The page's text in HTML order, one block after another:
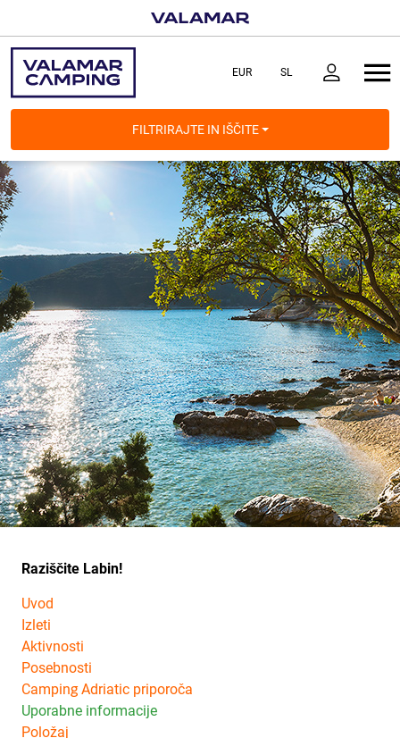
FILTRIRAJTE IN IŠČITE
Raziščite Labin!
Uvod
Izleti
Aktivnosti
Posebnosti
Camping Adriatic priporoča
Uporabne informacije
Položaj